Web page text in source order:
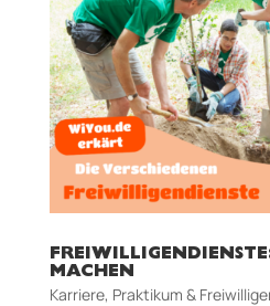
MACHEN
Karriere, Praktikum &